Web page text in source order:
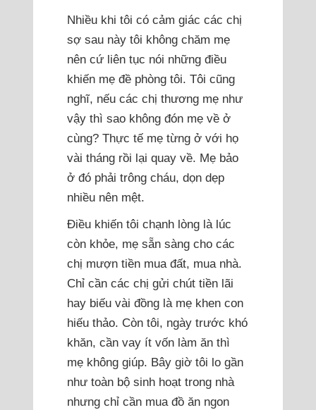
Nhiều khi tôi có cảm giác các chị
sợ sau này tôi không chăm mẹ
nên cứ liên tục nói những điều
khiến mẹ đề phòng tôi. Tôi cũng
nghĩ, nếu các chị thương mẹ như
vậy thì sao không đón mẹ về ở
cùng? Thực tế mẹ từng ở với họ
vài tháng rồi lại quay về. Mẹ bảo
ở đó phải trông cháu, dọn dẹp
nhiều nên mệt.
Điều khiến tôi chạnh lòng là lúc
còn khỏe, mẹ sẵn sàng cho các
chị mượn tiền mua đất, mua nhà.
Chỉ cần các chị gửi chút tiền lãi
hay biếu vài đồng là mẹ khen con
hiếu thảo. Còn tôi, ngày trước khó
khăn, cần vay ít vốn làm ăn thì
mẹ không giúp. Bây giờ tôi lo gần
như toàn bộ sinh hoạt trong nhà
nhưng chỉ cần mua đồ ăn ngon